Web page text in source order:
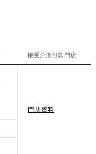
接受分期付款門店
門店資料